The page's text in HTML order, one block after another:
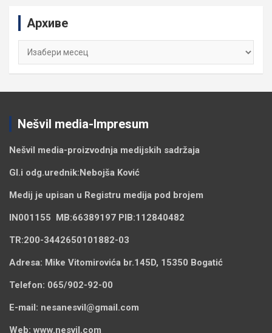
Архиве
Архиве
Nešvil media-Impresum
Nešvil media-proizvodnja medijskih sadržaja
Gl.i odg.urednik:Nebojša Ković
Medij je upisan u Registru medija pod brojem
IN001155 MB:66389197 PIB:112840482
TR:200-3442650101882-03
Adresa: Mike Vitomirovića br.145D, 15350 Bogatić
Telefon: 065/902-92-00
E-mail: nesanesvil@gmail.com
Web: www.nesvil.com